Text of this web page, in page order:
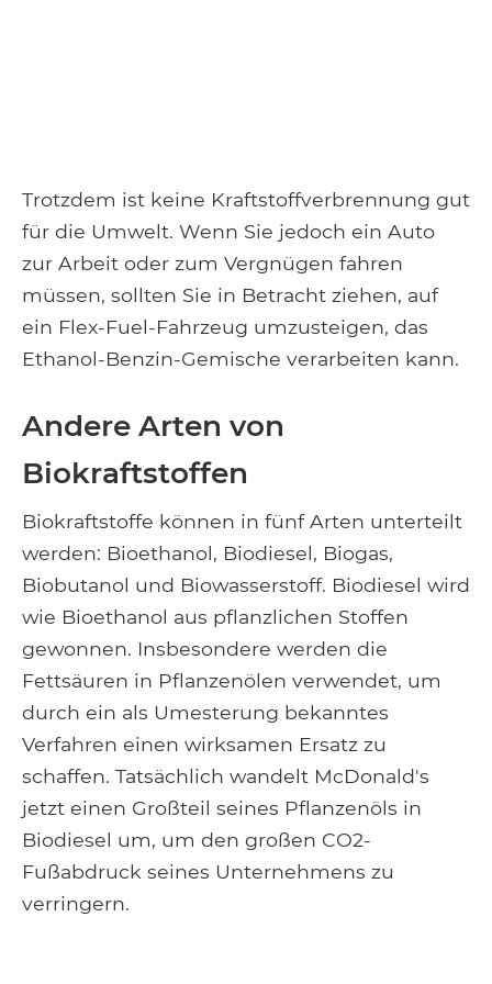
Trotzdem ist keine Kraftstoffverbrennung gut
für die Umwelt. Wenn Sie jedoch ein Auto
zur Arbeit oder zum Vergnügen fahren
müssen, sollten Sie in Betracht ziehen, auf
ein Flex-Fuel-Fahrzeug umzusteigen, das
Ethanol-Benzin-Gemische verarbeiten kann.
Andere Arten von
Biokraftstoffen
Biokraftstoffe können in fünf Arten unterteilt
werden: Bioethanol, Biodiesel, Biogas,
Biobutanol und Biowasserstoff. Biodiesel wird
wie Bioethanol aus pflanzlichen Stoffen
gewonnen. Insbesondere werden die
Fettsäuren in Pflanzenölen verwendet, um
durch ein als Umesterung bekanntes
Verfahren einen wirksamen Ersatz zu
schaffen. Tatsächlich wandelt McDonald's
jetzt einen Großteil seines Pflanzenöls in
Biodiesel um, um den großen CO2-
Fußabdruck seines Unternehmens zu
verringern.